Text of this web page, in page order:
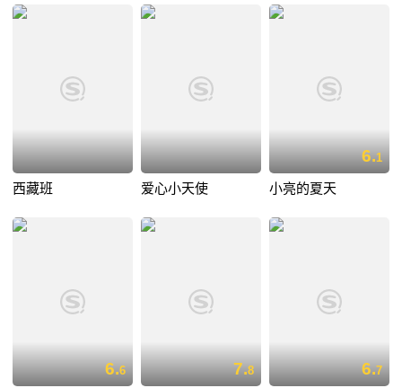
西藏班 爱心小天使
6.1
小亮的夏天
6.6 7.8 6.7